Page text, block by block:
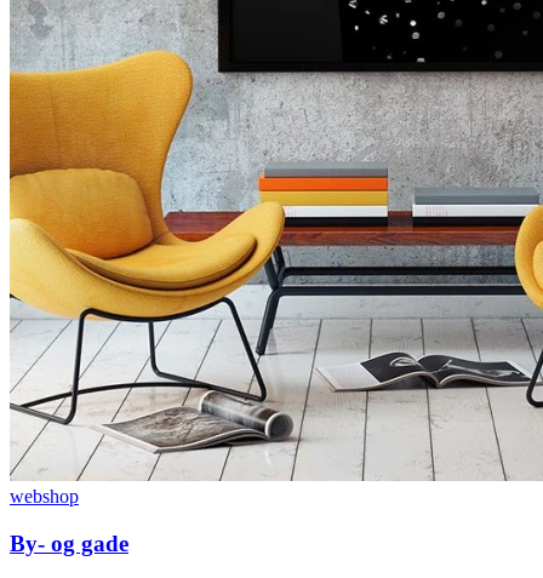
webshop
By- og gade